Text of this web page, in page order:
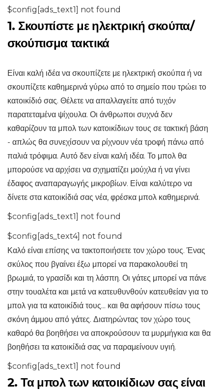
$config[ads_text1] not found
1. Σκουπίστε με ηλεκτρική σκούπα/
σκούπισμα τακτικά
Είναι καλή ιδέα να σκουπίζετε με ηλεκτρική σκούπα ή να
σκουπίζετε καθημερινά γύρω από το σημείο που τρώει το
κατοικίδιό σας. Θέλετε να απαλλαγείτε από τυχόν
παρατεταμένα ψίχουλα. Οι άνθρωποι συχνά δεν
καθαρίζουν τα μπολ των κατοικίδιων τους σε τακτική βάση
- απλώς θα συνεχίσουν να ρίχνουν νέα τροφή πάνω από
παλιά τρόφιμα. Αυτό δεν είναι καλή ιδέα. Το μπολ θα
μπορούσε να αρχίσει να σχηματίζει μούχλα ή να γίνει
έδαφος αναπαραγωγής μικροβίων. Είναι καλύτερο να
δίνετε στα κατοικίδιά σας νέα, φρέσκα μπολ καθημερινά.
$config[ads_text1] not found
$config[ads_text4] not found
Καλό είναι επίσης να τακτοποιήσετε τον χώρο τους. Ένας
σκύλος που βγαίνει έξω μπορεί να παρακολουθεί τη
βρωμιά, το γρασίδι και τη λάσπη. Οι γάτες μπορεί να πάνε
στην τουαλέτα και μετά να κατευθυνθούν κατευθείαν για το
μπολ για τα κατοικίδιά τους... και θα αφήσουν πίσω τους
σκόνη άμμου από γάτες. Διατηρώντας τον χώρο τους
καθαρό θα βοηθήσει να αποκρούσουν τα μυρμήγκια και θα
βοηθήσει τα κατοικίδιά σας να παραμείνουν υγιή.
$config[ads_text1] not found
2. Τα μπολ των κατοικίδιων σας είναι